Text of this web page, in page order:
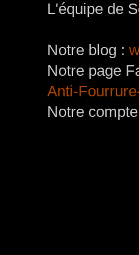
L'équipe de
Notre blog :
Notre page
Anti-
Notre